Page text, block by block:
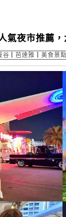
氣夜市推薦
谷┃芭達雅┃美食景